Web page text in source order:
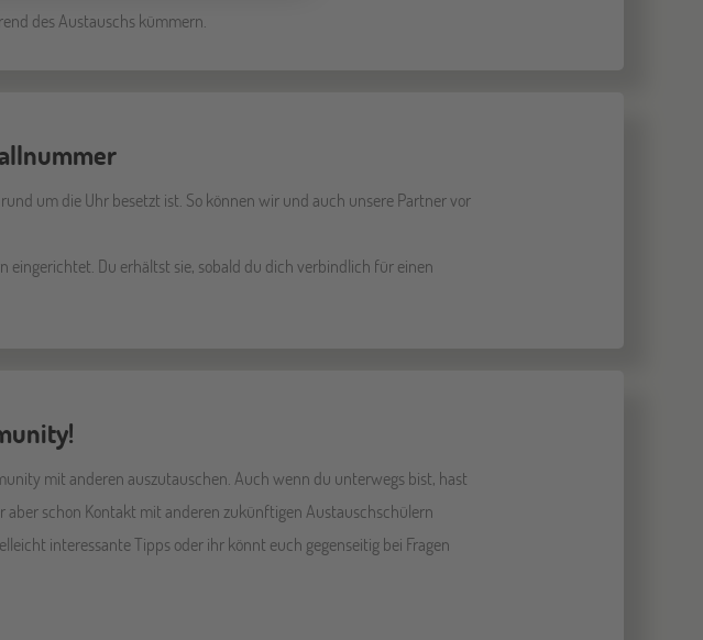
des Austauschs kümmern.
um die Uhr besetzt ist. So können wir und auch unsere Partner vor
Du erhältst sie, sobald du dich verbindlich für einen
mit anderen auszutauschen. Auch wenn du unterwegs bist, hast
schon Kontakt mit anderen zukünftigen Austauschschülern
interessante Tipps oder ihr könnt euch gegenseitig bei Fragen